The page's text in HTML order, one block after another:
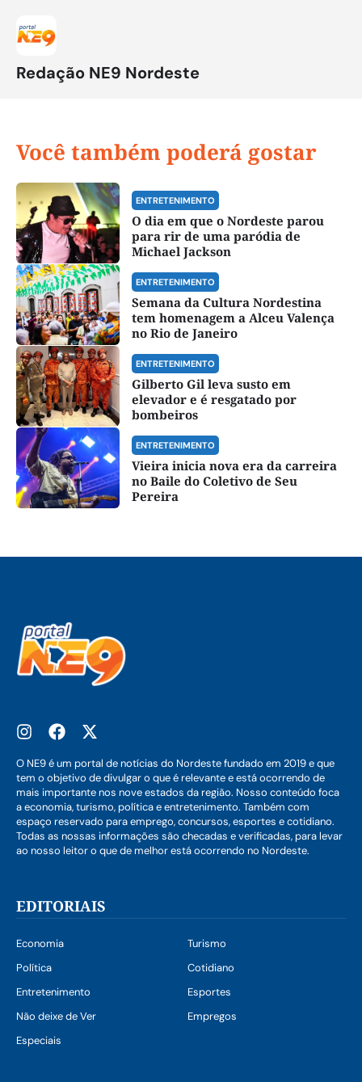
Redação NE9 Nordeste
Você também poderá gostar
ENTRETENIMENTO
O dia em que o Nordeste parou
para rir de uma paródia de
Michael Jackson
ENTRETENIMENTO
Semana da Cultura Nordestina
tem homenagem a Alceu Valença
no Rio de Janeiro
ENTRETENIMENTO
Gilberto Gil leva susto em
elevador e é resgatado por
bombeiros
ENTRETENIMENTO
Vieira inicia nova era da carreira
no Baile do Coletivo de Seu
Pereira
O NE9 é um portal de notícias do Nordeste fundado em 2019 e que
tem o objetivo de divulgar o que é relevante e está ocorrendo de
mais importante nos nove estados da região. Nosso conteúdo foca
a economia, turismo, política e entretenimento. Também com
espaço reservado para emprego, concursos, esportes e cotidiano.
Todas as nossas informações são checadas e verificadas, para levar
ao nosso leitor o que de melhor está ocorrendo no Nordeste.
EDITORIAIS
Economia
Turismo
Política
Cotidiano
Entretenimento
Esportes
Não deixe de Ver
Empregos
Especiais